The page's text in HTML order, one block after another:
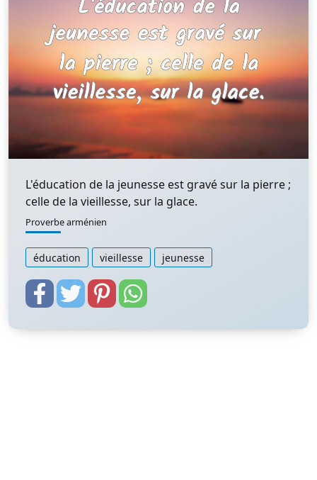
L'éducation de la jeunesse est gravé sur la pierre ;
celle de la vieillesse, sur la glace.
Proverbe arménien
éducation vieillesse jeunesse